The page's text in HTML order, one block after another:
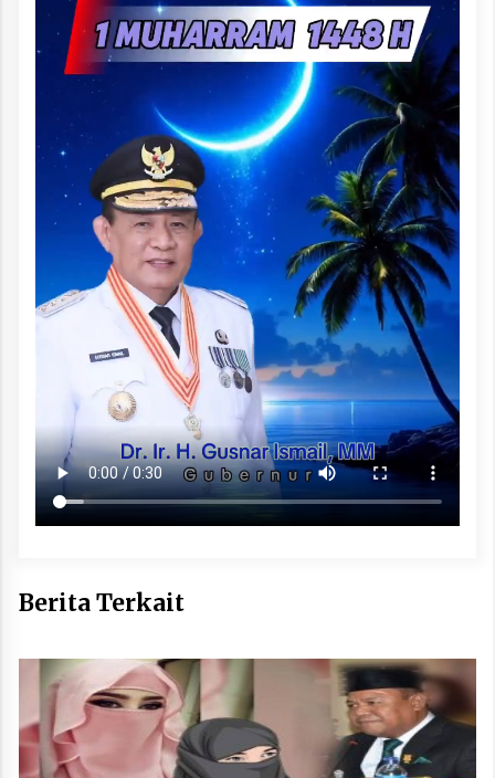
Berita Terkait